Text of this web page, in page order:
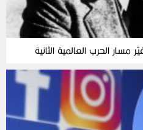
الحرب العالمية الثانية